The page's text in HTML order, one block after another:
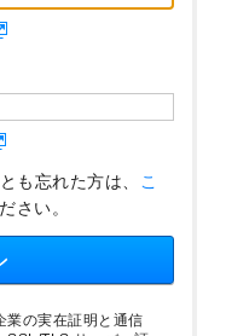
も忘れた方は、 こ
さい。
業の実在証明と通信